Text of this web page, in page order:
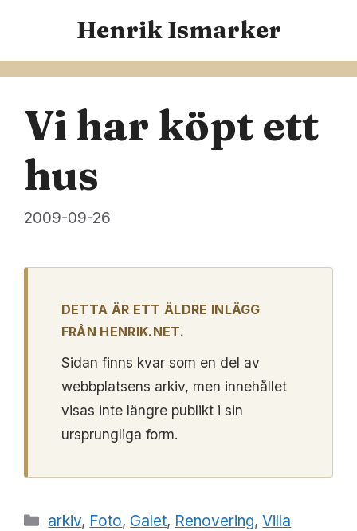
Henrik Ismarker
Vi har köpt ett
hus
2009-09-26
DETTA ÄR ETT ÄLDRE INLÄGG
FRÅN HENRIK.NET.
Sidan finns kvar som en del av
webbplatsens arkiv, men innehållet
visas inte längre publikt i sin
ursprungliga form.
Kategorier
arkiv, Foto, Galet, Renovering,Villa